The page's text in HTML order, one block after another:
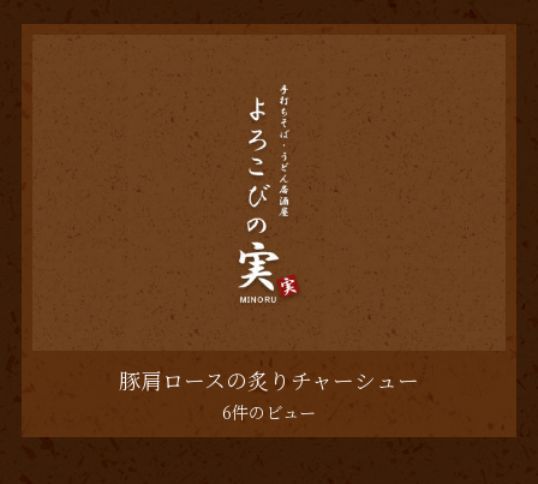
豚肩ロースの炙りチャーシュー
6件のビュー